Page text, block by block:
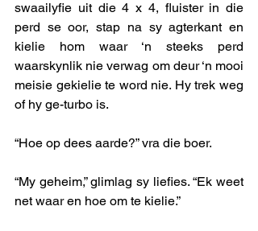
swaailyfie uit die 4 x 4, fluister in die
perd se oor, stap na sy agterkant en
kielie hom waar ‘n steeks perd
waarskynlik nie verwag om deur ‘n mooi
meisie gekielie te word nie. Hy trek weg
of hy ge-turbo is.
“Hoe op dees aarde?” vra die boer.
“My geheim,” glimlag sy liefies. “Ek weet
net waar en hoe om te kielie.”